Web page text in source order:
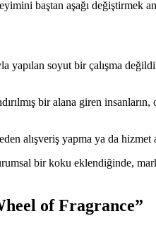
baştan aşağı değiştirmek
soyut bir çalışma
bir alana giren insanların,
alışveriş yapma ya da hizmet
bir koku eklendiğinde,
of Fragrance”